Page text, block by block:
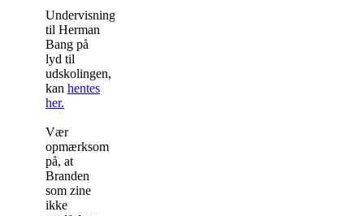
Undervisningsmateriale
til Herman
Bang på
lyd til
udskolingen,
kan hentes
her.
Vær
opmærksom
på, at
Branden
som zine
ikke